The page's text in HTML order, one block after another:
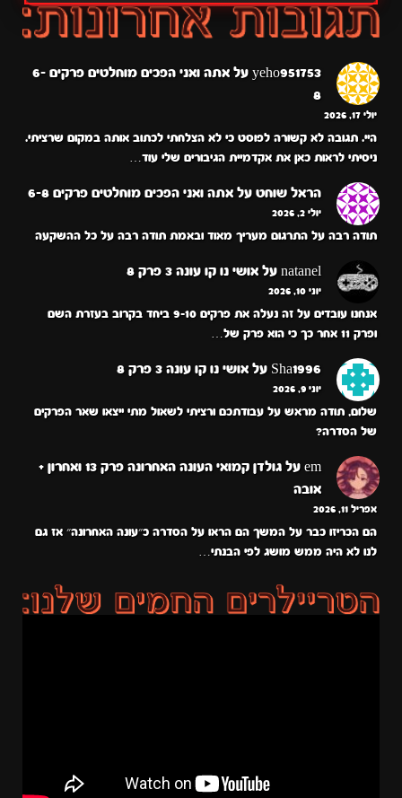
yeho951753 על
אתה ואני הפכים מוחלטים פרקים 6-
8
יולי 17, 2026
היי. תגובה לא קשורה לפוסט כי לא הצלחתי לכתוב אותה במקום שרציתי.
ניסיתי לראות כאן את אקדמיית הגיבורים שלי עוד…
הראל שוחט על אתה ואני הפכים מוחלטים פרקים 6-8
יולי 2, 2026
תודה רבה על התרגום מעריך מאוד ובאמת תודה רבה על כל ההשקעה
natanel על אושי נו קו עונה 3 פרק 8
יוני 10, 2026
אנחנו עובדים על זה נעלה את פרקים 9-10 ביחד בקרוב בעזרת השם
ופרק 11 אחר כך כי הוא פרק של…
Sha1996 על אושי נו קו עונה 3 פרק 8
יוני 9, 2026
שלום, תודה מראש על עבודתכם ורציתי לשאול מתי ייצאו שאר הפרקים
של הסדרה?
em על
גולדן קמואי העונה האחרונה פרק 13 ואחרון +
אובה
אפריל 11, 2026
הם הכריזו כבר על המשך הם הראו על הסדרה כ״עונה האחרונה״ אז גם
לנו לא היה ממש מושג לפי הבנתי…